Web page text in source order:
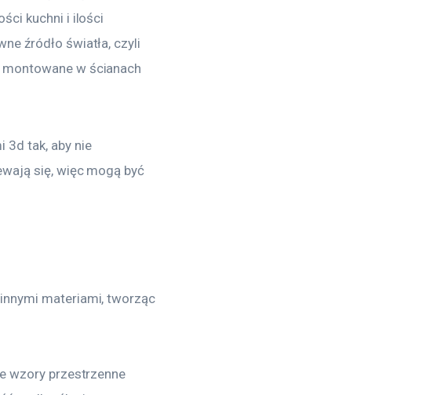
kuchni i ilości
źródło światła, czyli
w ścianach
3d tak, aby nie
się, więc mogą być
materiami, tworząc
wzory przestrzenne